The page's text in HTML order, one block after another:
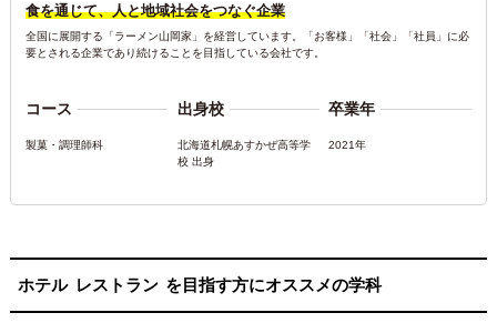
食を通じて、人と地域社会をつなぐ企業
全国に展開する「ラーメン山岡家」を経営しています。「お客様」「社会」「社員」に必
要とされる企業であり続けることを目指している会社です。
コース
製菓・調理師科
出身校
北海道札幌あすかぜ高等学
校 出身
卒業年
2021年
ホテル レストラン を目指す方にオススメの学科